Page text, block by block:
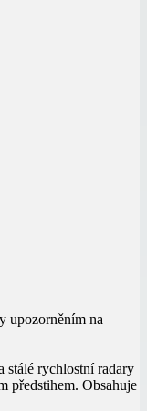
upozorněním na
stálé rychlostní radary
předstihem. Obsahuje